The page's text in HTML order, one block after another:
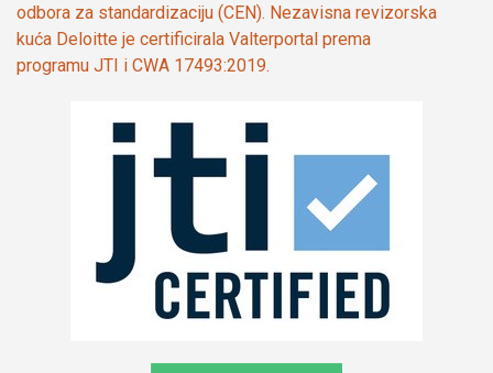
odbora za standardizaciju (CEN). Nezavisna revizorska
kuća Deloitte je certificirala Valterportal prema
programu JTI i CWA 17493:2019.